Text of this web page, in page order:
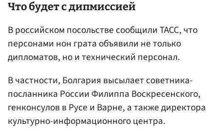
Что будет с дипмиссией
В российском посольстве сообщили ТАСС, что
персонами нон грата объявили не только
дипломатов, но и технический персонал.
В частности, Болгария высылает советника-
посланника России Филиппа Воскресенского,
генконсулов в Русе и Варне, а также директора
культурно-информационного центра.